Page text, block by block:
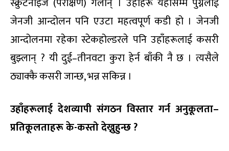
जेनजी आन्दोलन पनि एउटा महत्वपूर्ण कडी हो । जेनजी
आन्दोलनमा रहेका स्टेकहोल्डरले पनि उहाँहरूलाई कसरी
बुझ्लान् ? यी दुई–तीनवटा कुरा हेर्न बाँकी नै छ । त्यसैले
ठ्याक्कै कसरी जान्छ, भन्न सकिन्न ।
उहाँहरूलाई देशव्यापी संगठन विस्तार गर्न अनुकूलता–
प्रतिकूलताहरू के-कस्तो देख्नुहुन्छ ?